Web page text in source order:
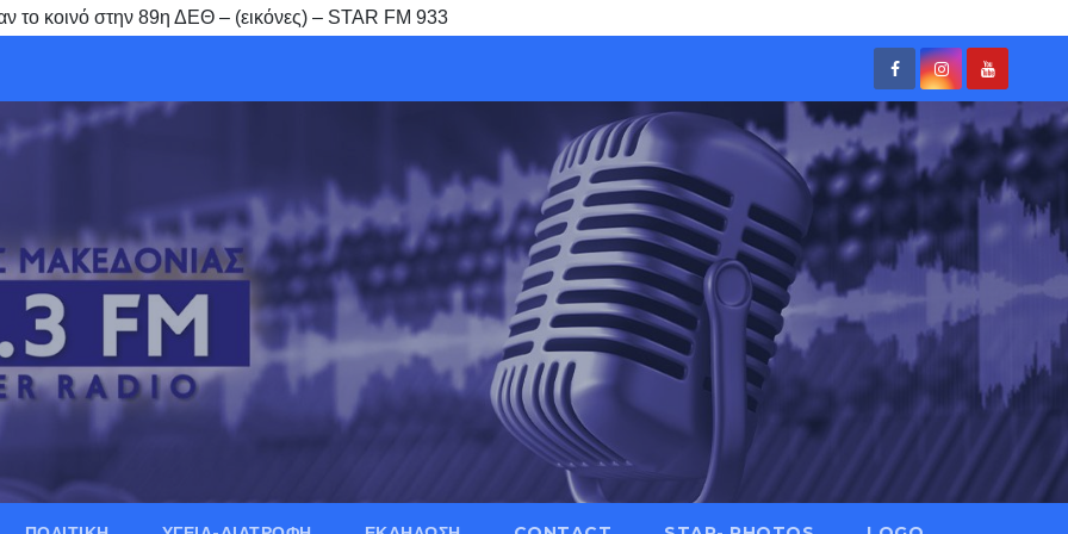
το κοινό στην 89η ΔΕΘ – (εικόνες) – STAR FM 933